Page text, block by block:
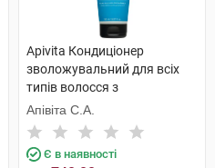
Apivita Кондиціонер
зволожувальний для всіх
типів волосся з
гіалуроновою кислотою та
алое 150 мл 1 туба
Апівіта С.А.
Є в наявності